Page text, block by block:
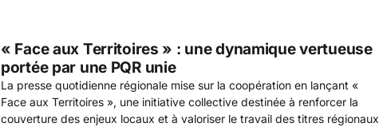
« Face aux Territoires » : une dynamique vertueuse
portée par une PQR unie
La presse quotidienne régionale mise sur la coopération en lançant «
Face aux Territoires », une initiative collective destinée à renforcer la
couverture des enjeux locaux et à valoriser le travail des titres régionaux